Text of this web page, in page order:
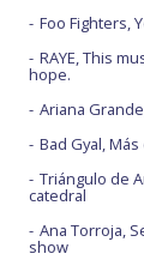
Foo Fighters,
RAYE, This
hope.
Ariana
Bad Gyal, Más
Triángulo de
catedral
Ana Torroja,
show